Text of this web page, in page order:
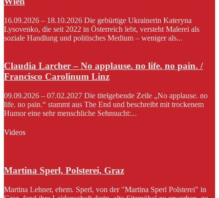
16.09.2026 – 18.10.2026 Die gebürtige Ukrainerin Kateryna
Lysovenko, die seit 2022 in Österreich lebt, versteht Malerei als
soziale Handlung und politisches Medium – weniger als...
Claudia Larcher – No applause. no life. no pain. /
Francisco Carolinum Linz
09.09.2026 – 07.02.2027 Die titelgebende Zeile „No applause. no
life. no pain.“ stammt aus The End und beschreibt mit trockenem
Humor eine sehr menschliche Sehnsucht:...
Videos
Martina Sperl, Polsterei, Graz
Martina Lehner, ehem. Sperl, von der "Martina Sperl Polsterei" in